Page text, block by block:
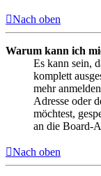
Nach oben
Warum kann ich
Es kann sein,
komplett
mehr
Adresse oder
möchtest,
an die Board-
Nach oben